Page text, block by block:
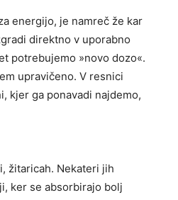
energijo, je namreč že kar
direktno v uporabno
potrebujemo »novo dozo«.
upravičeno. V resnici
kjer ga ponavadi najdemo,
žitaricah. Nekateri jih
ker se absorbirajo bolj